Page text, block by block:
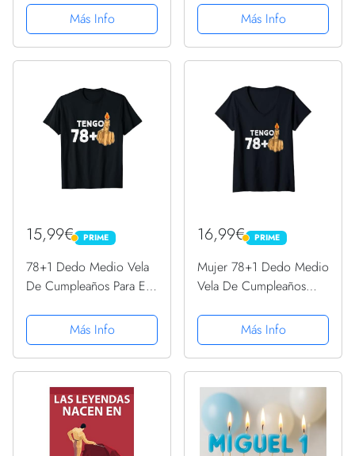
Larga
Más Info
Camiseta sin Mangas
Más Info
15,99€ PRIME
PRIME
78+1 Dedo Medio Vela
De Cumpleaños Para El
CamisetaMás Info
16,99€ PRIME
PRIME
Mujer 78+1 Dedo Medio
Vela De Cumpleaños
Camiseta Cuello V
Más Info